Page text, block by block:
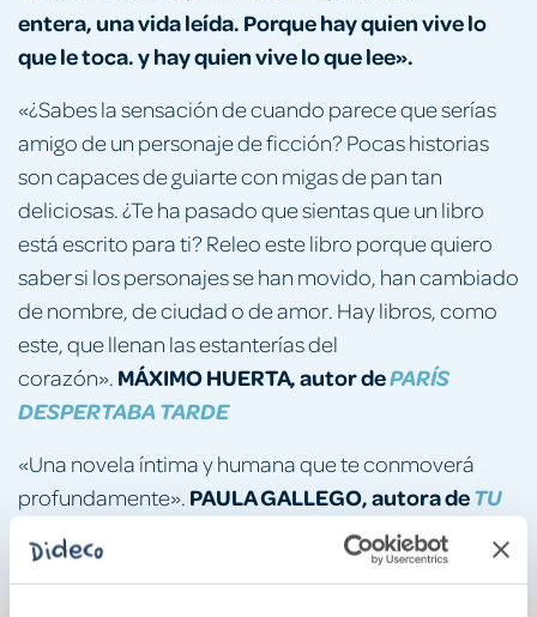
entera, una vida leída. Porque hay quien vive lo
que le toca. y hay quien vive lo que lee».
«¿Sabes la sensación de cuando parece que serías
amigo de un personaje de ficción? Pocas historias
son capaces de guiarte con migas de pan tan
deliciosas. ¿Te ha pasado que sientas que un libro
está escrito para ti? Releo este libro porque quiero
saber si los personajes se han movido, han cambiado
de nombre, de ciudad o de amor. Hay libros, como
este, que llenan las estanterías del
corazón». MÁXIMO HUERTA, autor dePARÍS
DESPERTABA TARDE
«Una novela íntima y humana que te conmoverá
profundamente». PAULA GALLEGO, autora deTU
NOMBRE A MEDIANOCHE